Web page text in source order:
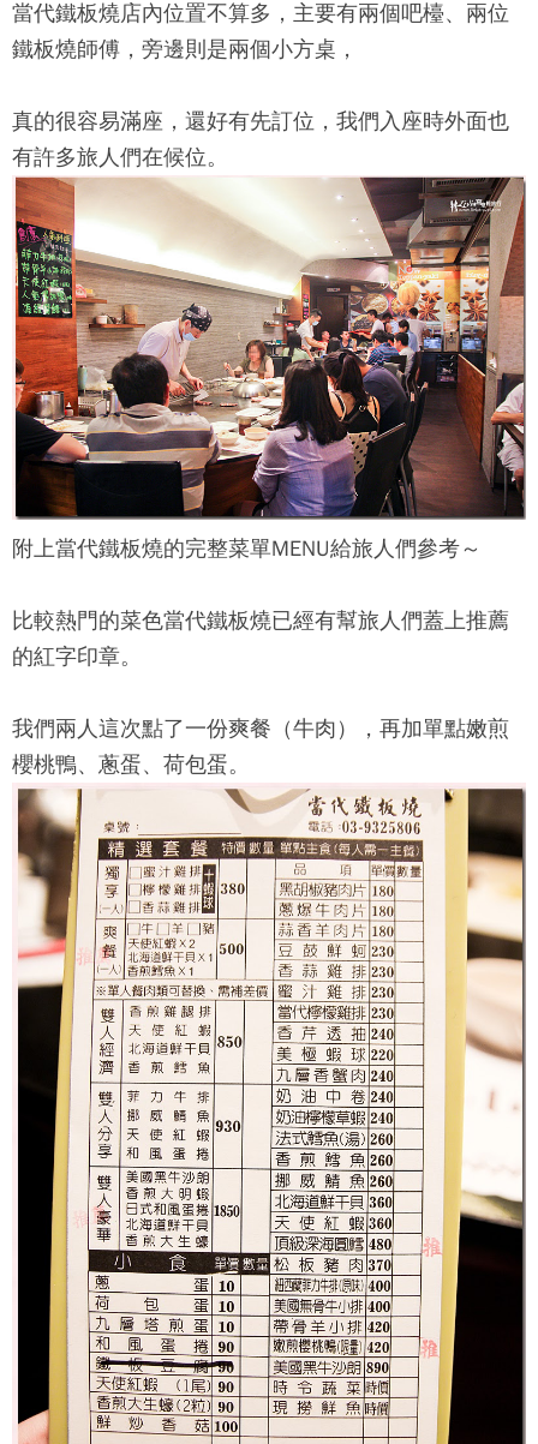
當代鐵板燒店內位置不算多，主要有兩個吧檯、兩位
鐵板燒師傅，旁邊則是兩個小方桌，
真的很容易滿座，還好有先訂位，我們入座時外面也
有許多旅人們在候位。
附上當代鐵板燒的完整菜單MENU給旅人們參考～
比較熱門的菜色當代鐵板燒已經有幫旅人們蓋上推薦
的紅字印章。
我們兩人這次點了一份爽餐（牛肉），再加單點嫩煎
櫻桃鴨、蔥蛋、荷包蛋。